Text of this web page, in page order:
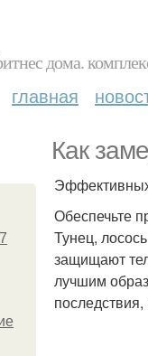
дома.
главная
Как
Обеспечьте
Тунец,
защищают
лучшим